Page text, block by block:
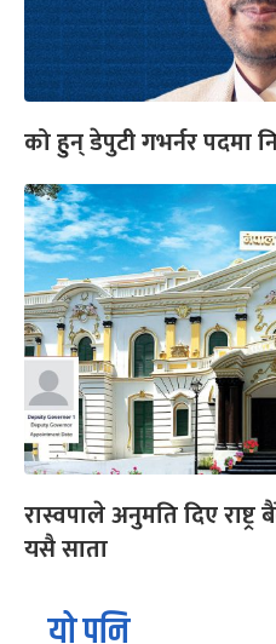
को हुन् डेपुटी गभर्नर पदमा
रास्वपाले अनुमति दिए
यसै साता
यो पनि